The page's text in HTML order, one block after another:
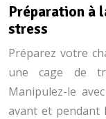
Préparation à
stress
Préparez votre
une cage de
Manipulez-le
avant et pendant